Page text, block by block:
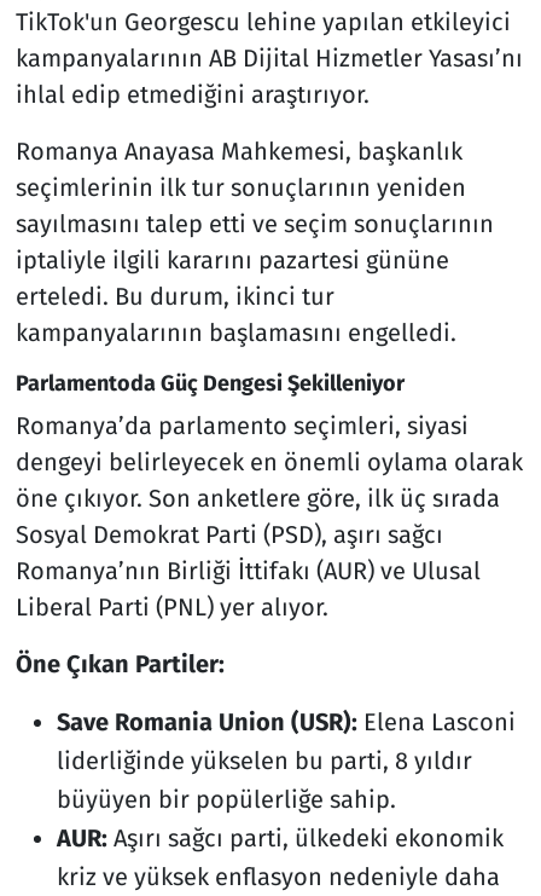
TikTok'un Georgescu lehine yapılan etkileyici
kampanyalarının AB Dijital Hizmetler Yasası’nı
ihlal edip etmediğini araştırıyor.
Romanya Anayasa Mahkemesi, başkanlık
seçimlerinin ilk tur sonuçlarının yeniden
sayılmasını talep etti ve seçim sonuçlarının
iptaliyle ilgili kararını pazartesi gününe
erteledi. Bu durum, ikinci tur
kampanyalarının başlamasını engelledi.
Parlamentoda Güç Dengesi Şekilleniyor
Romanya’da parlamento seçimleri, siyasi
dengeyi belirleyecek en önemli oylama olarak
öne çıkıyor. Son anketlere göre, ilk üç sırada
Sosyal Demokrat Parti (PSD), aşırı sağcı
Romanya’nın Birliği İttifakı (AUR) ve Ulusal
Liberal Parti (PNL) yer alıyor.
Öne Çıkan Partiler:
Save Romania Union (USR):Elena Lasconi
liderliğinde yükselen bu parti, 8 yıldır
büyüyen bir popülerliğe sahip.
AUR:Aşırı sağcı parti, ülkedeki ekonomik
kriz ve yüksek enflasyon nedeniyle daha